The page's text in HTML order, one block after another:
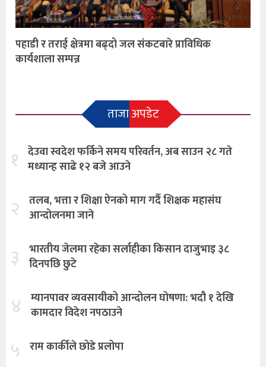
पहाडी र तराई क्षेत्रमा बढ्दो जल संकटबारे प्राविधिक
कार्यशाला सम्पन्न
ताजा अपडेट
१ देउवा स्वदेश फर्किने समय परिवर्तन, अब साउन २८ गते
मध्यान्ह साढे १२ बजे आउने
२ तलब, भत्ता र शिक्षा ऐनको माग गर्दै शिक्षक महासंघ
आन्दोलनमा जाने
३ भारतीय जेलमा रहेका सर्लाहीका किसान दाजुभाइ ३८
दिनपछि छुटे
४ म्यानपावर व्यवसायीको आन्दोलन घोषणा: भदौ १ देखि
कामदार विदेश नपठाउने
५ राम कार्कीले छोडे प्रलोपा